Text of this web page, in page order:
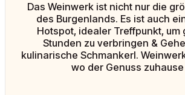
Das Weinwerk ist nicht nur die
des Burgenlands. Es ist auch
Hotspot, idealer Treffpunkt, um
Stunden zu verbringen &
kulinarische Schmankerl.
wo der Genuss